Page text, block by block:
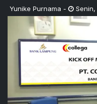
Yunike Purnama - Senin,